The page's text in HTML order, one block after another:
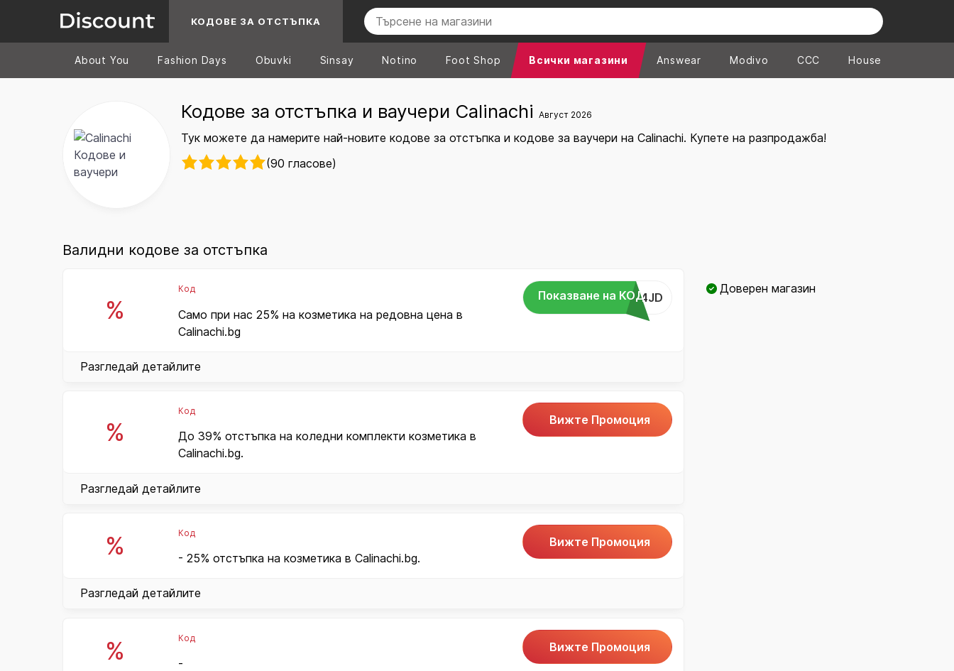
КОДОВЕ ЗА ОТСТЪПКА
About You Fashion Days Obuvki Sinsay Notino Foot Shop Всички магазини Answear Modivo CCC House
Кодове за отстъпка и ваучери Calinachi Август 2026
Тук можете да намерите най-новите кодове за отстъпка и кодове за ваучери на Calinachi. Купете на разпродажба!
(90 гласове)
Валидни кодове за отстъпка
%
Код
Само при нас 25% на козметика на редовна цена в
Calinachi.bg
Показване на КОД...4JD
Разгледай детайлите
%
Код
До 39% отстъпка на коледни комплекти козметика в
Calinachi.bg.
Вижте Промоция
Разгледай детайлите
% Код
- 25% отстъпка на козметика в Calinachi.bg.
Вижте Промоция
Разгледай детайлите
% Код
-
Вижте Промоция
Доверен магазин